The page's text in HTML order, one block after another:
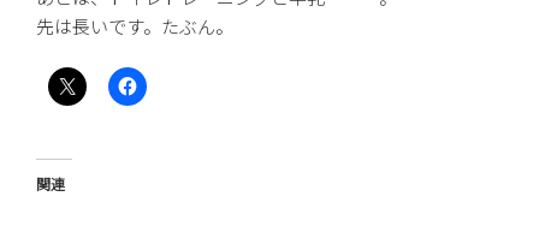
先は長いです。たぶん。
関連